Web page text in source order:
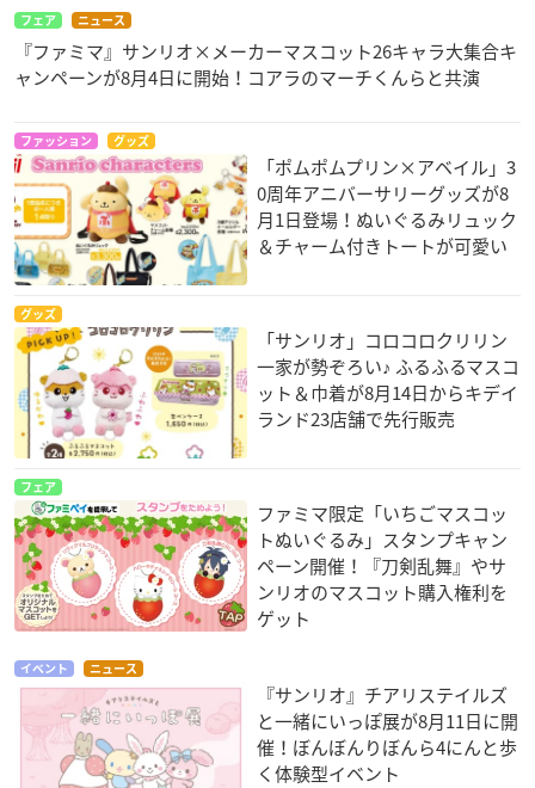
フェア ニュース
『ファミマ』サンリオ×メーカーマスコット26キャラ大集合キ
ャンペーンが8月4日に開始！コアラのマーチくんらと共演
ファッション グッズ
「ポムポムプリン×アベイル」3
0周年アニバーサリーグッズが8
月1日登場！ぬいぐるみリュック
＆チャーム付きトートが可愛い
グッズ
「サンリオ」コロコロクリリン
一家が勢ぞろい♪ ふるふるマスコ
ット＆巾着が8月14日からキデイ
ランド23店舗で先行販売
フェア
ファミマ限定「いちごマスコッ
トぬいぐるみ」スタンプキャン
ペーン開催！『刀剣乱舞』やサ
ンリオのマスコット購入権利を
ゲット
イベント ニュース
『サンリオ』チアリステイルズ
と一緒にいっぽ展が8月11日に開
催！ぼんぼんりぼんら4にんと歩
く体験型イベント